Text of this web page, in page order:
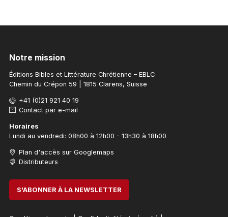
Notre mission
Éditions Bibles et Littérature Chrétienne – EBLC
Chemin du Crépon 59 | 1815 Clarens, Suisse
+41 (0)21 921 40 19
Contact par e-mail
Horaires
Lundi au vendredi: 08h00 à 12h00 - 13h30 à 18h00
Plan d'accès sur Googlemaps
Distributeurs
S'ABONNER À LA NEWSLETTER